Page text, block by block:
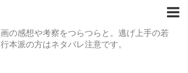
の感想や考察をつらつらと。逃げ上手の若
本派の方はネタバレ注意です。